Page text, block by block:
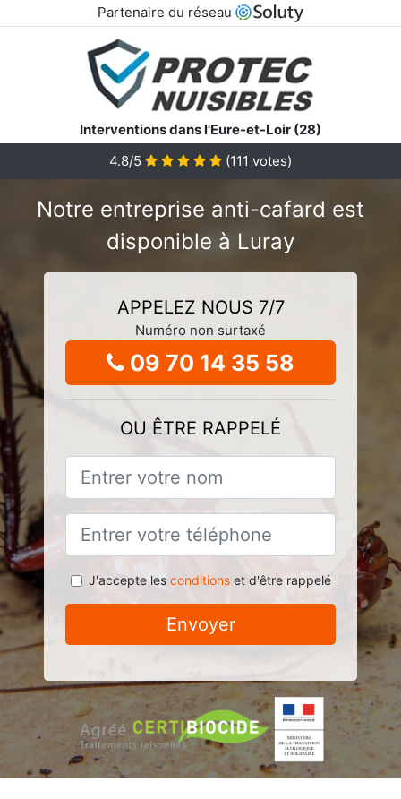
Partenaire du réseau
Interventions dans l'Eure-et-Loir (28)
4.8/5
(111 votes)
Notre entreprise anti-cafard est
disponible à Luray
APPELEZ NOUS 7/7
Numéro non surtaxé
09 70 14 35 58
OU ÊTRE RAPPELÉ
J'accepte les conditionset d'être rappelé
Envoyer